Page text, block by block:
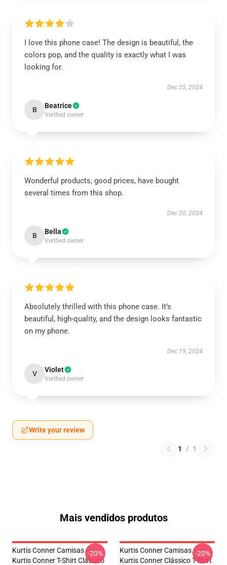
I love this phone case! The design is beautiful, the
colors pop, and the quality is exactly what I was
looking for.
Dec 25, 2024
B Beatrice
Verified owner
Wonderful products, good prices, have bought
several times from this shop.
Dec 20, 2024
B Bella
Verified owner
Absolutely thrilled with this phone case. It’s
beautiful, high-quality, and the design looks fantastic
on my phone.
Dec 19, 2024
V Violet
Verified owner
Write your review
1 / 1
Mais vendidos produtos
Kurtis Conner Camisas -
Kurtis Conner T-Shirt Clássico
-20%
Kurtis Conner Camisas...
Kurtis Conner Clássico T-Shirt
-20%